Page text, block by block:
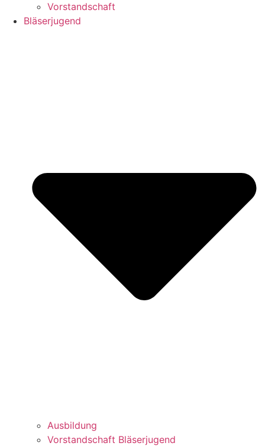
Vorstandschaft
Bläserjugend
Ausbildung
Vorstandschaft Bläserjugend